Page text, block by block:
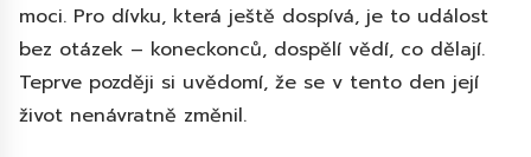
moci. Pro dívku, která ještě dospívá, je to událost
bez otázek – koneckonců, dospělí vědí, co dělají.
Teprve později si uvědomí, že se v tento den její
život nenávratně změnil.